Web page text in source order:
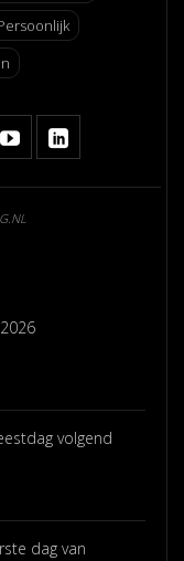
volgend
dag van